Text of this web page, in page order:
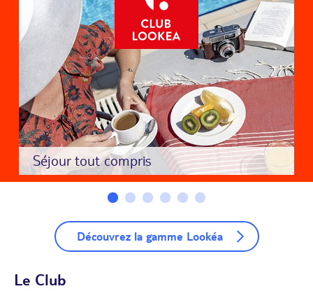
Séjour tout compris
Découvrez la gamme Lookéa
Le Club